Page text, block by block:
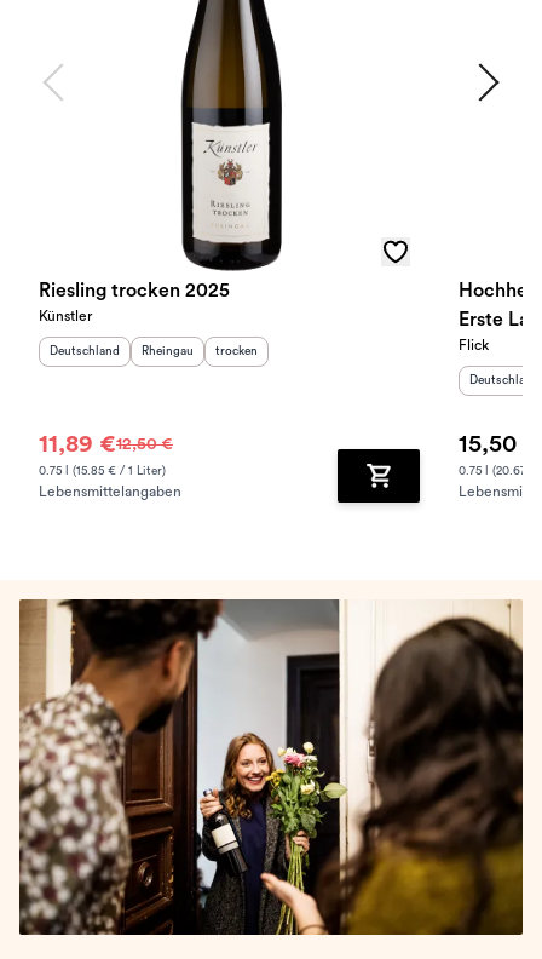
Riesling trocken 2025
Künstler
Herkunftsland
Deutschland Herkunftsregion:
Rheingau Geschmack
trocken
11,89 €12,50 €
0.75 l (15.85 € / 1 Liter)
Lebensmittelangaben Zum Warenkorb
Erste
Flick
Deutschland
15,50 €
0.75 l (20.67 €